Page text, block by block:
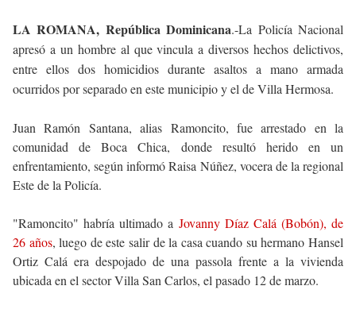
LA ROMANA, República Dominicana.-La Policía Nacional
apresó a un hombre al que vincula a diversos hechos delictivos,
entre ellos dos homicidios durante asaltos a mano armada
ocurridos por separado en este municipio y el de Villa Hermosa.
Juan Ramón Santana, alias Ramoncito, fue arrestado en la
comunidad de Boca Chica, donde resultó herido en un
enfrentamiento, según informó Raisa Núñez, vocera de la regional
Este de la Policía.
"Ramoncito" habría ultimado a Jovanny Díaz Calá (Bobón), de
26 años, luego de este salir de la casa cuando su hermano Hansel
Ortiz Calá era despojado de una passola frente a la vivienda
ubicada en el sector Villa San Carlos, el pasado 12 de marzo.